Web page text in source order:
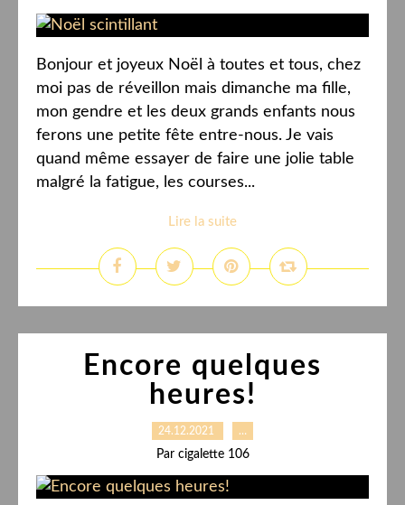
Bonjour et joyeux Noël à toutes et tous, chez
moi pas de réveillon mais dimanche ma fille,
mon gendre et les deux grands enfants nous
ferons une petite fête entre-nous. Je vais
quand même essayer de faire une jolie table
malgré la fatigue, les courses...
Lire la suite
Encore quelques
heures!
24.12.2021 …
Par cigalette 106